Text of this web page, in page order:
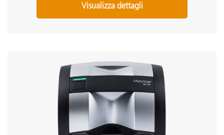
Visualizza dettagli